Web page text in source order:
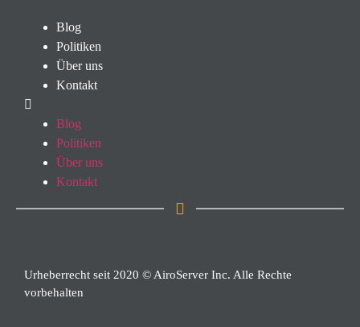
Blog
Politiken
Über uns
Kontakt
Blog
Politiken
Über uns
Kontakt
Urheberrecht seit 2020 © AiroServer Inc. Alle Rechte
vorbehalten